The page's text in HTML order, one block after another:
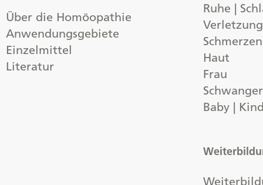
Über die Homöopathie
Anwendungsgebiete
Einzelmittel
Literatur
Ruhe |
Schmerzen
Haut
Frau
Baby |